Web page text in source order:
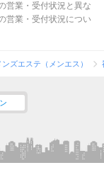
営業・受付状況と異な
営業・受付状況につい
ズエステ（メンエス）